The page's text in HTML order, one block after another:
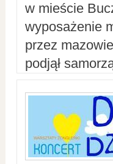
w mieście
wyposażenie
przez
podjął